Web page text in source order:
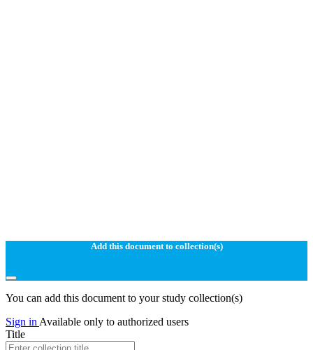
Add this document to collection(s)
You can add this document to your study collection(s)
Sign in Available only to authorized users
Title